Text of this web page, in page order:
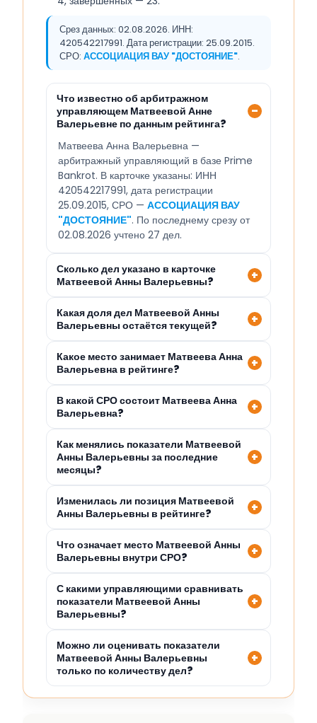
Срез данных: 02.08.2026. ИНН:
420542217991. Дата регистрации: 25.09.2015.
СРО: АССОЦИАЦИЯ ВАУ "ДОСТОЯНИЕ".
Что известно об арбитражном
управляющем Матвеевой Анне
Валерьевне по данным рейтинга?
Матвеева Анна Валерьевна —
арбитражный управляющий в базе Prime
Bankrot. В карточке указаны: ИНН
420542217991, дата регистрации
25.09.2015, СРО — АССОЦИАЦИЯ ВАУ
"ДОСТОЯНИЕ". По последнему срезу от
02.08.2026 учтено 27 дел.
Сколько дел указано в карточке
Матвеевой Анны Валерьевны?
Какая доля дел Матвеевой Анны
Валерьевны остаётся текущей?
Какое место занимает Матвеева Анна
Валерьевна в рейтинге?
В какой СРО состоит Матвеева Анна
Валерьевна?
Как менялись показатели Матвеевой
Анны Валерьевны за последние
месяцы?
Изменилась ли позиция Матвеевой
Анны Валерьевны в рейтинге?
Что означает место Матвеевой Анны
Валерьевны внутри СРО?
С какими управляющими сравнивать
показатели Матвеевой Анны
Валерьевны?
Можно ли оценивать показатели
Матвеевой Анны Валерьевны
только по количеству дел?